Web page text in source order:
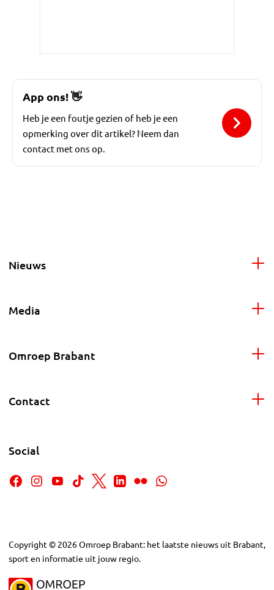
App ons!👋
Heb je een foutje gezien of heb je een
opmerking over dit artikel? Neem dan
contact met ons op.
Nieuws
Media
Omroep Brabant
Contact
Social
Copyright © 2026Omroep Brabant: het laatste nieuws uit Brabant,
sport en informatie uit jouw regio.